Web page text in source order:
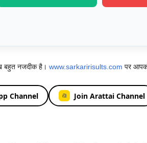
बहुत नजदीक है। www.sarkaririsults.com पर
Channel Join Arattai Channel